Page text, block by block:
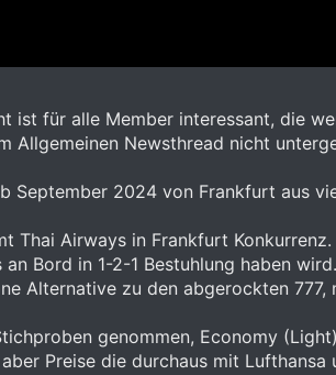
ist für alle Member interessant, die
Allgemeinen Newsthread nicht
September 2024 von Frankfurt aus
Thai Airways in Frankfurt
an Bord in 1-2-1 Bestuhlung haben wird.
Alternative zu den abgerockten
genommen, Economy
Preise die durchaus mit Lufthansa